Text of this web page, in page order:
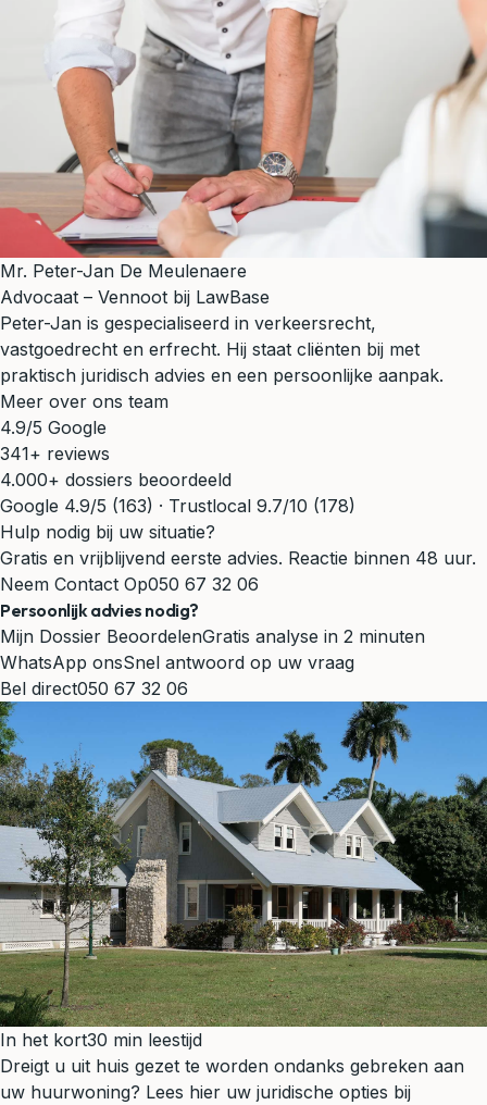
Mr. Peter-Jan De Meulenaere
Advocaat – Vennoot bij LawBase
Peter-Jan is gespecialiseerd in verkeersrecht,
vastgoedrecht en erfrecht. Hij staat cliënten bij met
praktisch juridisch advies en een persoonlijke aanpak.
Meer over ons team
4.9/5 Google
341+ reviews
4.000+ dossiers beoordeeld
Google 4.9/5 (163) · Trustlocal 9.7/10 (178)
Hulp nodig bij uw situatie?
Gratis en vrijblijvend eerste advies. Reactie binnen 48 uur.
Neem Contact Op050 67 32 06
Persoonlijk advies nodig?
Mijn Dossier BeoordelenGratis analyse in 2 minuten
WhatsApp onsSnel antwoord op uw vraag
Bel direct050 67 32 06
In het kort30 min leestijd
Dreigt u uit huis gezet te worden ondanks gebreken aan
uw huurwoning? Lees hier uw juridische opties bij